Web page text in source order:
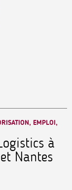
EMPLOI,
à
Nantes